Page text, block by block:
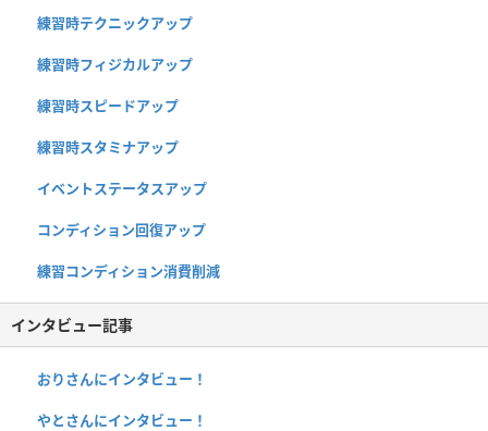
練習時テクニックアップ
練習時フィジカルアップ
練習時スピードアップ
練習時スタミナアップ
イベントステータスアップ
コンディション回復アップ
練習コンディション消費削減
インタビュー記事
おりさんにインタビュー！
やとさんにインタビュー！